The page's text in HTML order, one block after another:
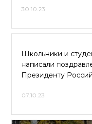
30.10.23
Школьники и
написали
Президенту
07.10.23